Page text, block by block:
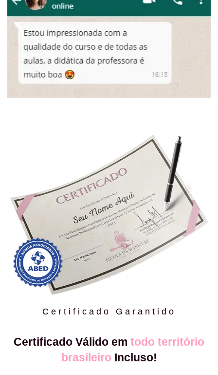
Certificado Garantido
Certificado Válido em todo território
brasileiro Incluso!